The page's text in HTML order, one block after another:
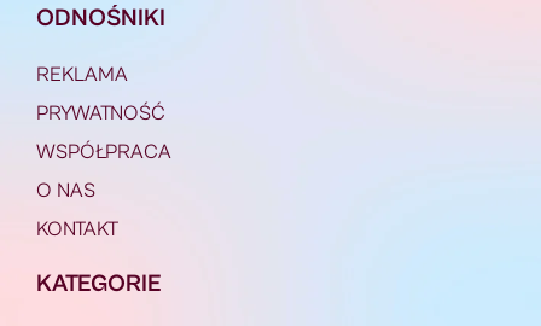
ODNOŚNIKI
REKLAMA
PRYWATNOŚĆ
WSPÓŁPRACA
O NAS
KONTAKT
KATEGORIE